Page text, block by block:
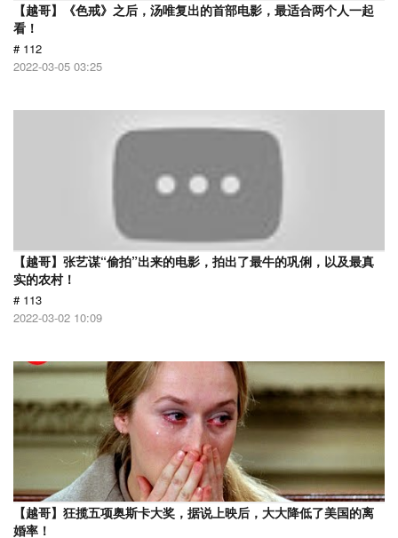
【越哥】《色戒》之后，汤唯复出的首部电影，最适合两个人一起
看！
# 112
2022-03-05 03:25
【越哥】张艺谋“偷拍”出来的电影，拍出了最牛的巩俐，以及最真
实的农村！
# 113
2022-03-02 10:09
【越哥】狂揽五项奥斯卡大奖，据说上映后，大大降低了美国的离
婚率！